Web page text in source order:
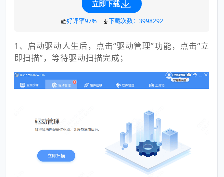
立即下载
好评率97% 下载次数：3998292
1、启动驱动人生后，点击“驱动管理”功能，点击“立
即扫描”，等待驱动扫描完成；